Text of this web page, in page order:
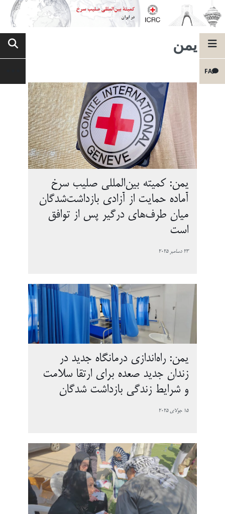
FA
یمن
یمن: کمیته بین‌المللی صلیب سرخ
آماده حمایت از آزادی بازداشت‌شدگان
میان طرف‌های درگیر پس از توافق
است
23 دسامبر 2025
یمن: راه‌اندازی درمانگاه جدید در
زندان جدید صعده برای ارتقا سلامت
و شرایط زندگی بازداشت شدگان
15 جولای 2025